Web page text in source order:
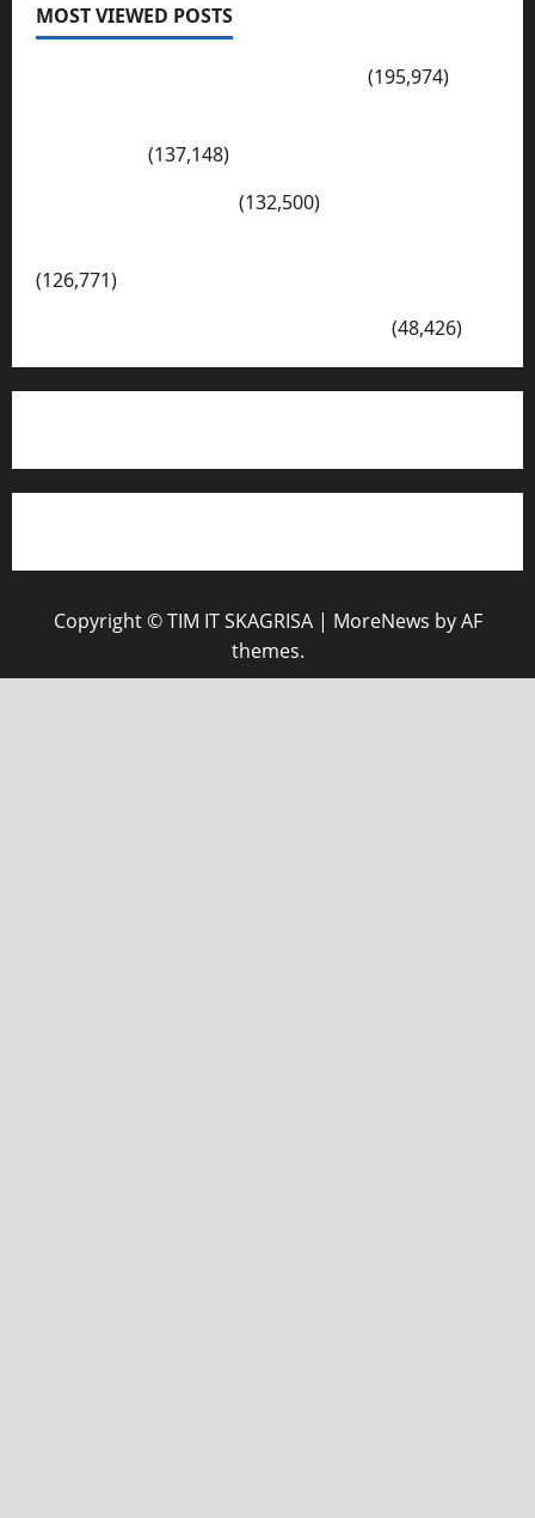
MOST VIEWED POSTS
(195,974)
(137,148)
(132,500)
(126,771)
(48,426)
Copyright © TIM IT SKAGRISA | MoreNews by AF
themes.